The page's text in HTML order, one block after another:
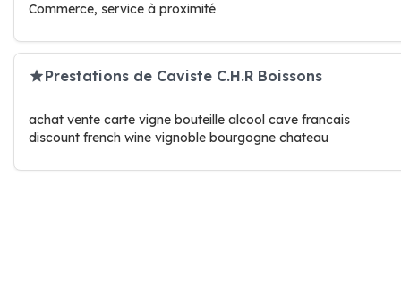
Commerce, service à proximité
Prestations de Caviste C.H.R Boissons
achat vente carte vigne bouteille alcool cave francais
discount french wine vignoble bourgogne chateau